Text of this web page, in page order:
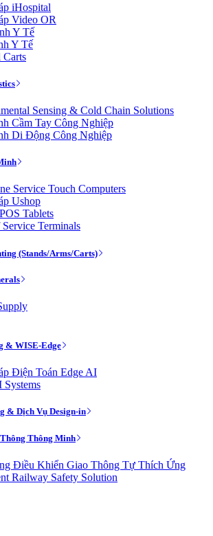
iHospital
Video OR
Y Tế
Y Tế
Carts
Sensing & Cold Chain Solutions
Cầm Tay Công Nghiệp
Di Động Công Nghiệp
Service Touch Computers
Ushop
Tablets
Terminals
(Stands/Arms/Carts)
& WISE-Edge
Điện Toán Edge AI
Systems
& Dịch Vụ Design-in
Thông Minh
Điều Khiển Giao Thông Tự Thích Ứng
Railway Safety Solution